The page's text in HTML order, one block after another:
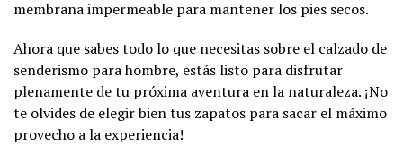
membrana impermeable para mantener los pies secos.
Ahora que sabes todo lo que necesitas sobre el calzado de
senderismo para hombre, estás listo para disfrutar
plenamente de tu próxima aventura en la naturaleza. ¡No
te olvides de elegir bien tus zapatos para sacar el máximo
provecho a la experiencia!